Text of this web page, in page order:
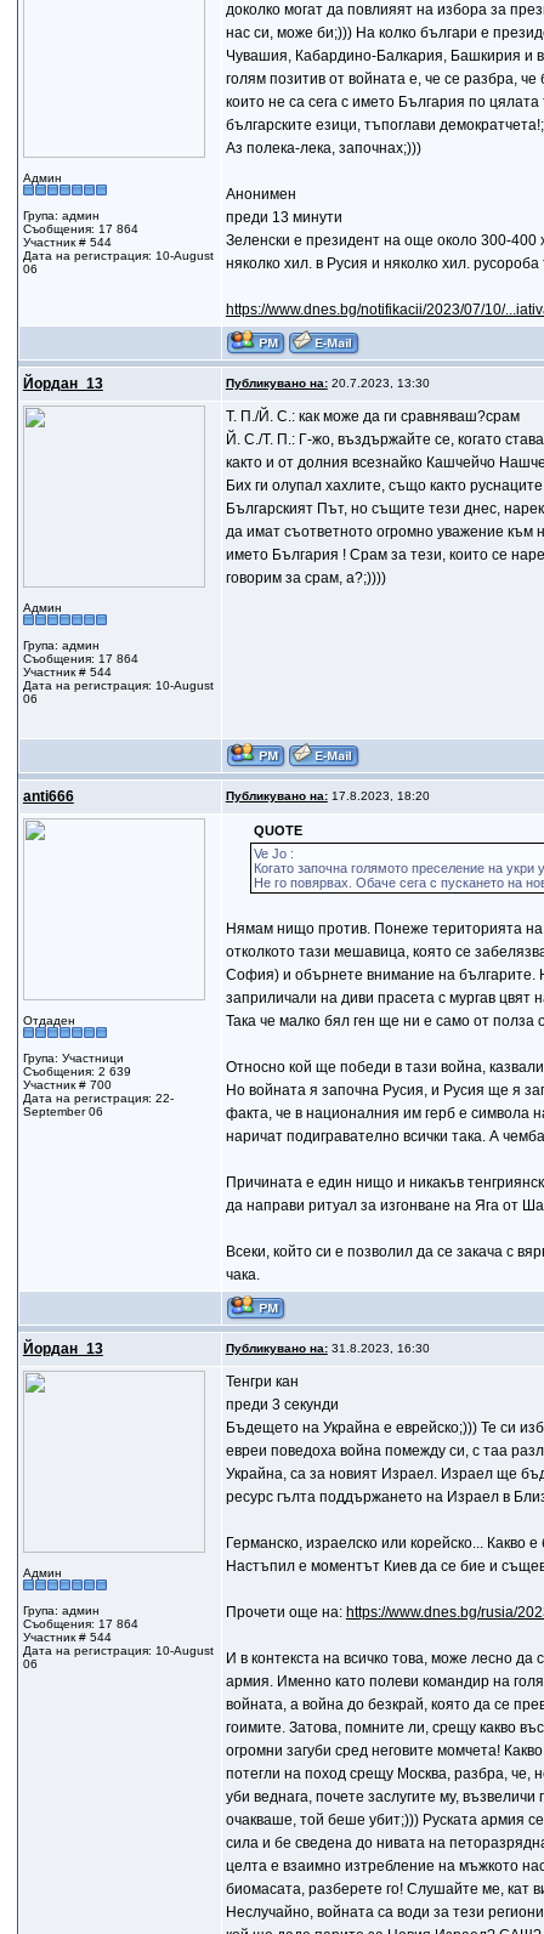
Админ
Група: админ
Съобщения: 17 864
Участник # 544
Дата на регистрация: 10-August
06
доколко могат да повлияят на избора за
нас си, може би;))) На колко българи е
Чувашия, Кабардино-Балкария, Башкирия и
голям позитив от войната е, че се разбра,
които не са сега с името България по
българските езици, тъпоглави
Аз полека-лека, започнах;)))
Анонимен
преди 13 минути
Зеленски е президент на още около 300-
няколко хил. в Русия и няколко хил.
https://www.dnes.bg/notifikacii/2023/07/10/
Йордан_13 Публикувано на:20.7.2023, 13:30
Админ
Група: админ
Съобщения: 17 864
Участник # 544
Дата на регистрация: 10-August
06
Т. П./Й. С.: как може да ги сравняваш?срам
Й. С./Т. П.: Г-жо, въздържайте се, когато
както и от долния всезнайко Кашчейчо
Бих ги олупал хахлите, също както
Българският Път, но същите тези днес,
да имат съответното огромно уважение към
името България ! Срам за тези, които се
говорим за срам, а?;))))
anti666 Публикувано на:17.8.2023, 18:20
Отдаден
Група: Участници
Съобщения: 2 639
Участник # 700
Дата на регистрация: 22-
September 06
QUOTE
Ve Jo :
Когато започна голямото преселение на
Не го повярвах. Обаче сега с пускането на
Нямам нищо против. Понеже територията на
отколкото тази мешавица, която се
София) и обърнете внимание на българите.
заприличали на диви прасета с мургав цвят
Така че малко бял ген ще ни е само от полза
Относно кой ще победи в тази война,
Но войната я започна Русия, и Русия ще я
факта, че в националния им герб е символа
наричат подигравателно всички така. А
Причината е един нищо и никакъв
да направи ритуал за изгонване на Яга от
Всеки, който си е позволил да се закача с
чака.
Йордан_13 Публикувано на:31.8.2023, 16:30
Админ
Група: админ
Съобщения: 17 864
Участник # 544
Дата на регистрация: 10-August
06
Тенгри кан
преди 3 секунди
Бъдещето на Украйна е еврейско;))) Те си
евреи поведоха война помежду си, с таа
Украйна, са за новият Израел. Израел ще
ресурс гълта поддържането на Израел в
Германско, израелско или корейско... Какво
Настъпил е моментът Киев да се бие и
Прочети още на: https://www.dnes.bg/rusia/
И в контекста на всичко това, може лесно
армия. Именно като полеви командир на
войната, а война до безкрай, която да се
гоимите. Затова, помните ли, срещу какво
огромни загуби сред неговите момчета!
потегли на поход срещу Москва, разбра, че,
уби веднага, почете заслугите му,
очакваше, той беше убит;))) Руската армия
сила и бе сведена до нивата на
целта е взаимно изтребление на мъжкото
биомасата, разберете го! Слушайте ме, кат
Неслучайно, войната са води за тези